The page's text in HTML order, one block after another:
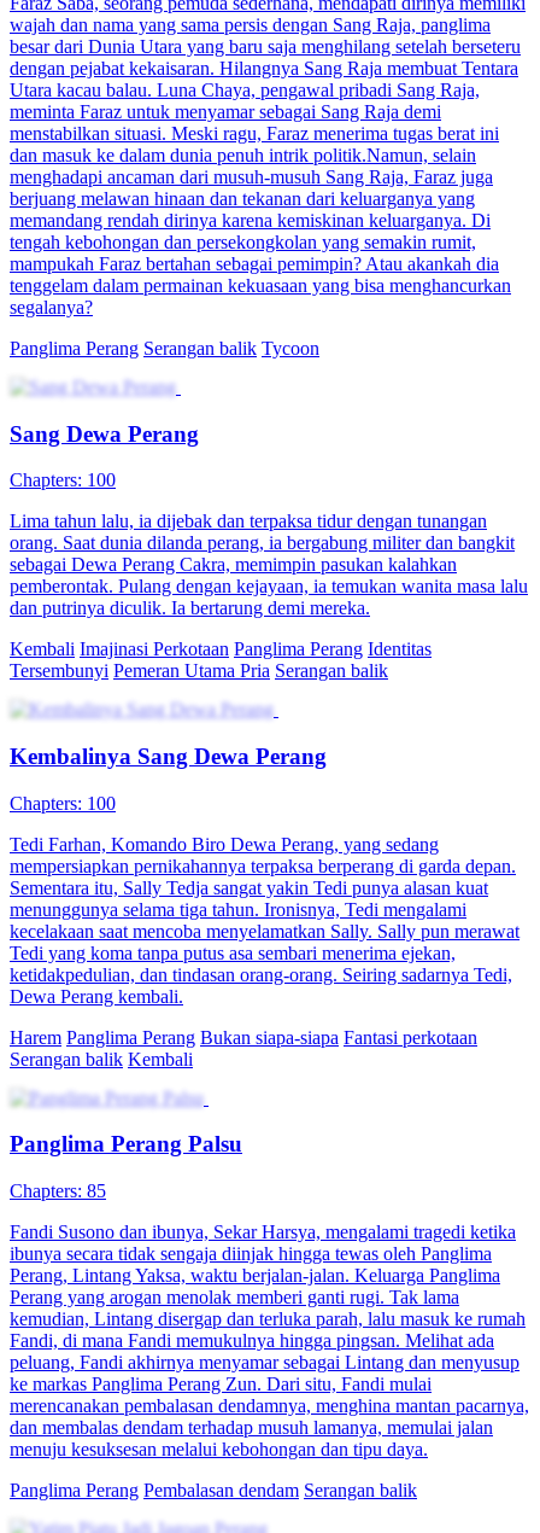
Diprediksi Jatuh, Tapi Mengukir Sejarah
Tokoh pria, Chu Yang, yang berasal dari dunia modern, secara
keliru dipanggil oleh Su Daji dari alam semesta paralel. Ia
menggunakan artefak ajaib bernama Spirit Record, mengira Chu
Yang adalah jiwa yang tersisa dari Raja Zhou. Untuk kembali ke
dunia modern, Chu Yang membuat kesepakatan dengan Su Daji
dengan memanfaatkan kemampuan Spirit Record untuk memanggil
tokoh-tokoh sejarah. Ia berpura-pura menjadi kaisar Dinasti Chu
Agung dan memimpin kerajaan yang sudah rapuh menuju
kehancuran. Untuk itu, Chu Yang sengaja memanggil Konfusius,
Du Fu, dan berbagai panglima perang untuk bertempur, namun
secara kebetulan ia memenangkan tiga pertandingan berturut-turut.
Kemudian, marah karena para panglima perang mengorbankan
rakyat jelata dan merekrut Warrior Saint of the Wokou sebagai
sekutu kemenangan, ia memanggil pejuang Lü Bu untuk
penguasa perkasa di mata istana, sehingga Jin Wang yang berencana
merencanakan tipu muslihat terhadap Chu Yang.
Miskin Jadi Kaya
Panglima Perang Jatuh Cinta
Chapters: 55
Tania adalah putri Ajudan Marcel yang mengorbankan nyawanya
demi menyelamatkan Panglima Timothy. Marcel meminta tolong
a...Tonton Panglima Perang Jatuh Cinta secara gratis di NetShort.
Temukan lebih banyak drama populer.
One Night Stand Salah paham